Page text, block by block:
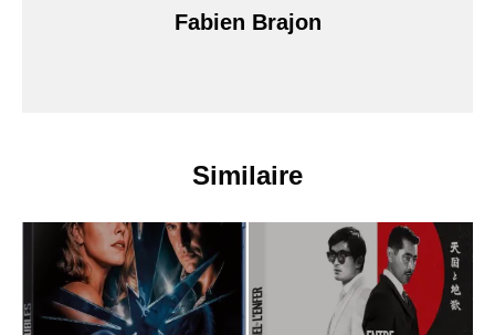
Fabien Brajon
Similaire